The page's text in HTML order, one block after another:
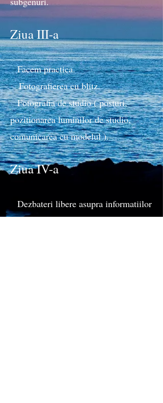
Ziua III-a
Facem practica.
Fotografierea cu blitz.
Fotografia de studio ( posturi,
pozitionarea luminilor de studio,
comunicarea cu modelul ).
Ziua IV-a
Dezbateri libere asupra informatiilor
asimilate in cele trei zile.